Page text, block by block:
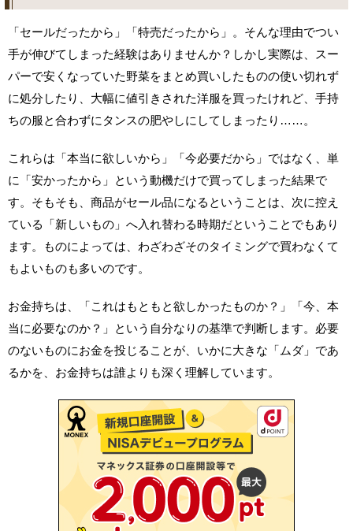
「セールだったから」「特売だったから」。そんな理由でつい
手が伸びてしまった経験はありませんか？しかし実際は、スー
パーで安くなっていた野菜をまとめ買いしたものの使い切れず
に処分したり、大幅に値引きされた洋服を買ったけれど、手持
ちの服と合わずにタンスの肥やしにしてしまったり……。
これらは「本当に欲しいから」「今必要だから」ではなく、単
に「安かったから」という動機だけで買ってしまった結果で
す。そもそも、商品がセール品になるということは、次に控え
ている「新しいもの」へ入れ替わる時期だということでもあり
ます。ものによっては、わざわざそのタイミングで買わなくて
もよいものも多いのです。
お金持ちは、「これはもともと欲しかったものか？」「今、本
当に必要なのか？」という自分なりの基準で判断します。必要
のないものにお金を投じることが、いかに大きな「ムダ」であ
るかを、お金持ちは誰よりも深く理解しています。